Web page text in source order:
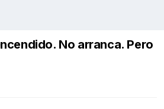
No arranca. Pero